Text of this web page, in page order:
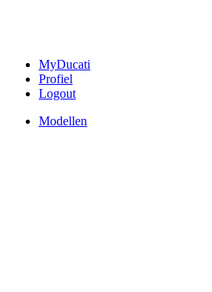
MyDucati
Profiel
Logout
Modellen